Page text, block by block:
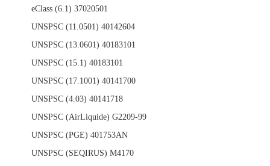
eClass (6.1) 37020501
UNSPSC (11.0501) 40142604
UNSPSC (13.0601) 40183101
UNSPSC (15.1) 40183101
UNSPSC (17.1001) 40141700
UNSPSC (4.03) 40141718
UNSPSC (AirLiquide) G2209-99
UNSPSC (PGE) 401753AN
UNSPSC (SEQIRUS) M4170